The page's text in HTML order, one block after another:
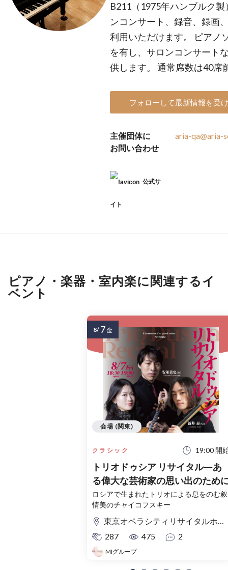
B211（1975年ハンブルク
ンコンサート、録音、録画
利用いただけます。 ピアノ
を有し、サロンコンサート
供します。 通常席数は40席
フォローして最新情報を受
主催団体に
お問い合わせ
aria-qa@aria-
公式サ
イト
ピアノ・楽器・室内楽に関連するイ
ベント
クラシック 19:00 開
トリオドゥシア リサイタル―あ
る偉大な芸術家の思い出のため
ロシアで生まれたトリオによる息をのむ叙
情美のチャイコフスキー
東京オペラシティリサイタルホール
287
475 2
MIグループ
会場 (関東)
8/ 7金